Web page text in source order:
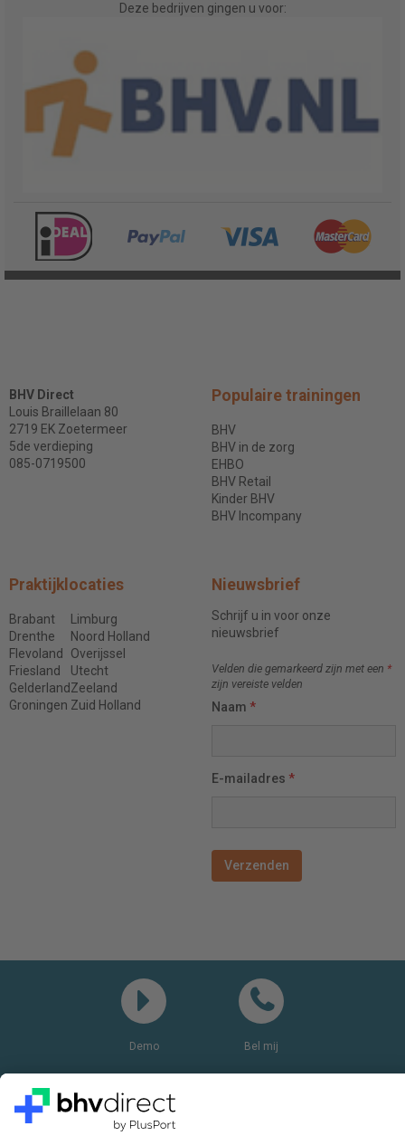
Deze bedrijven gingen u voor:
BHV Direct
Louis Braillelaan 80
2719 EK Zoetermeer
5de verdieping
085-0719500
Populaire trainingen
BHV
BHV in de zorg
EHBO
BHV Retail
Kinder BHV
BHV Incompany
Praktijklocaties
Brabant
Drenthe
Flevoland
Friesland
Gelderland
Groningen
Limburg
Noord Holland
Overijssel
Utecht
Zeeland
Zuid Holland
Nieuwsbrief
Schrijf u in voor onze
nieuwsbrief
Velden die gemarkeerd zijn met een *
zijn vereiste velden
Naam *
E-mailadres *
Demo Bel mij
Vragen? Bel ons gerust:
+31(0)85 0719 500